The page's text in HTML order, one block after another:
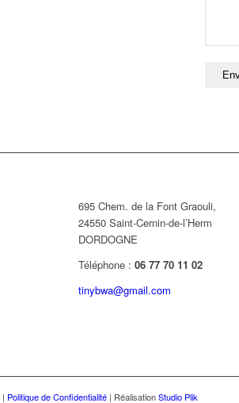
695 Chem. de la Font Graouli,
24550 Saint-Cernin-de-l’Herm
DORDOGNE
Téléphone : 06 77 70 11 02
tinybwa@gmail.com
| Politique de Confidentialité | RéalisationStudio Plik